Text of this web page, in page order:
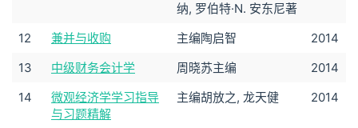
纳, 罗伯特·N. 安东尼著
12 兼并与收购 主编陶启智
2014
13
中级财务会计学 周晓苏主编
2014
14
微观经济学学习指导
与习题精解
主编胡放之, 龙天健 2014